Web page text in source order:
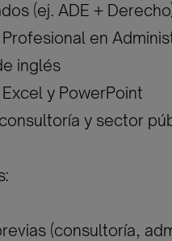
(ej. ADE +
en
inglés
y PowerPoint
y sector
(consultoría,